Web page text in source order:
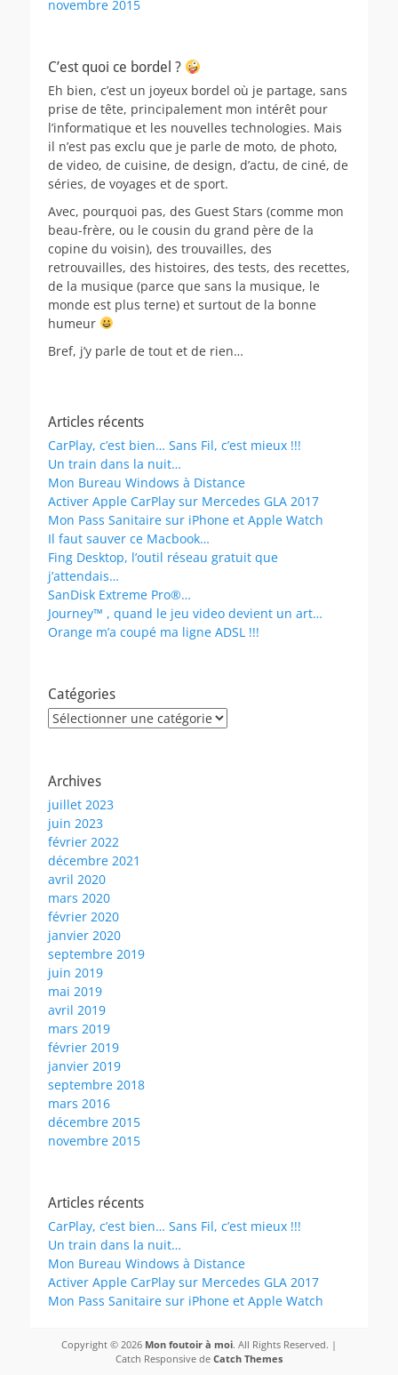
novembre 2015
C’est quoi ce bordel ?
Eh bien, c’est un joyeux bordel où je partage, sans
prise de tête, principalement mon intérêt pour
l’informatique et les nouvelles technologies. Mais
il n’est pas exclu que je parle de moto, de photo,
de video, de cuisine, de design, d’actu, de ciné, de
séries, de voyages et de sport.
Avec, pourquoi pas, des Guest Stars (comme mon
beau-frère, ou le cousin du grand père de la
copine du voisin), des trouvailles, des
retrouvailles, des histoires, des tests, des recettes,
de la musique (parce que sans la musique, le
monde est plus terne) et surtout de la bonne
humeur
Bref, j’y parle de tout et de rien…
Articles récents
CarPlay, c’est bien… Sans Fil, c’est mieux !!!
Un train dans la nuit…
Mon Bureau Windows à Distance
Activer Apple CarPlay sur Mercedes GLA 2017
Mon Pass Sanitaire sur iPhone et Apple Watch
Il faut sauver ce Macbook…
Fing Desktop, l’outil réseau gratuit que
j’attendais…
SanDisk Extreme Pro®…
Journey™ , quand le jeu video devient un art…
Orange m’a coupé ma ligne ADSL !!!
Catégories
Catégories
Archives
juillet 2023
juin 2023
février 2022
décembre 2021
avril 2020
mars 2020
février 2020
janvier 2020
septembre 2019
juin 2019
mai 2019
avril 2019
mars 2019
février 2019
janvier 2019
septembre 2018
mars 2016
décembre 2015
novembre 2015
Articles récents
CarPlay, c’est bien… Sans Fil, c’est mieux !!!
Un train dans la nuit…
Mon Bureau Windows à Distance
Activer Apple CarPlay sur Mercedes GLA 2017
Mon Pass Sanitaire sur iPhone et Apple Watch
Copyright © 2026 Mon foutoir à moi. All Rights Reserved. |
Catch Responsive de Catch Themes